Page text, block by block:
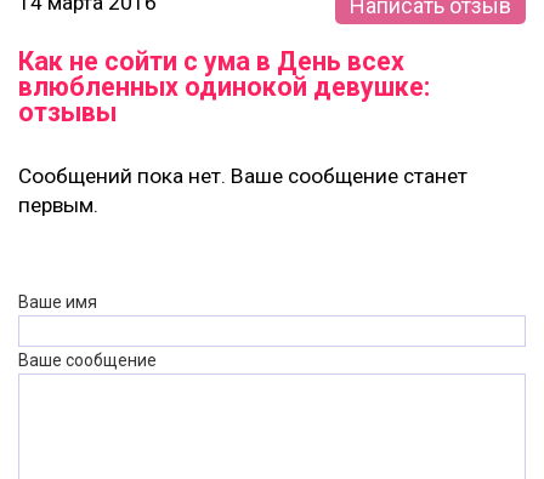
Написать отзыв
Как не сойти с ума в День всех
влюбленных одинокой девушке:
отзывы
Сообщений пока нет. Ваше сообщение станет
первым.
Ваше имя
Ваше сообщение